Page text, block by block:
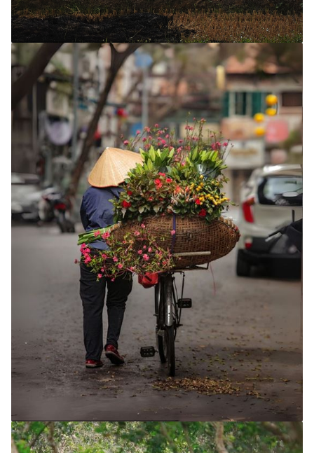
Circuits 10 - 12 jours
Circuits 2 semaines